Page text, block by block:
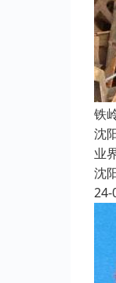
铁
沈
业
沈
24-